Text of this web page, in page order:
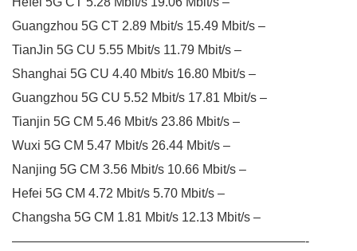
Guangzhou 5G CT 2.89 Mbit/s 15.49 Mbit/s –
TianJin 5G CU 5.55 Mbit/s 11.79 Mbit/s –
Shanghai 5G CU 4.40 Mbit/s 16.80 Mbit/s –
Guangzhou 5G CU 5.52 Mbit/s 17.81 Mbit/s –
Tianjin 5G CM 5.46 Mbit/s 23.86 Mbit/s –
Wuxi 5G CM 5.47 Mbit/s 26.44 Mbit/s –
Nanjing 5G CM 3.56 Mbit/s 10.66 Mbit/s –
Hefei 5G CM 4.72 Mbit/s 5.70 Mbit/s –
Changsha 5G CM 1.81 Mbit/s 12.13 Mbit/s –
———————————————————————-